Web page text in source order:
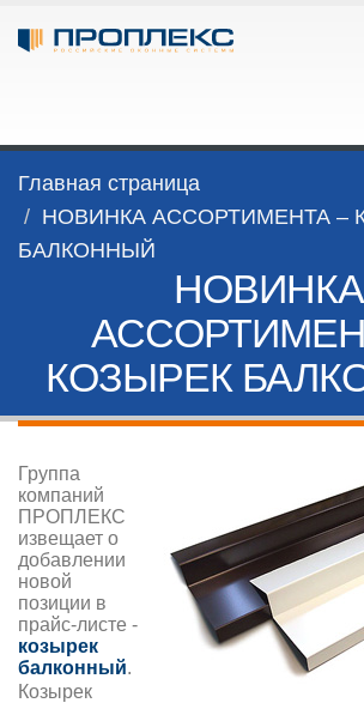
Главная страница
НОВИНКА АСCОРТИМЕНТА –
БАЛКОННЫЙ
НОВИНКА
КОЗЫРЕК
Группа
компаний
ПРОПЛЕКС
извещает о
добавлении
новой
позиции в
прайс-листе -
козырек
балконный.
Козырек